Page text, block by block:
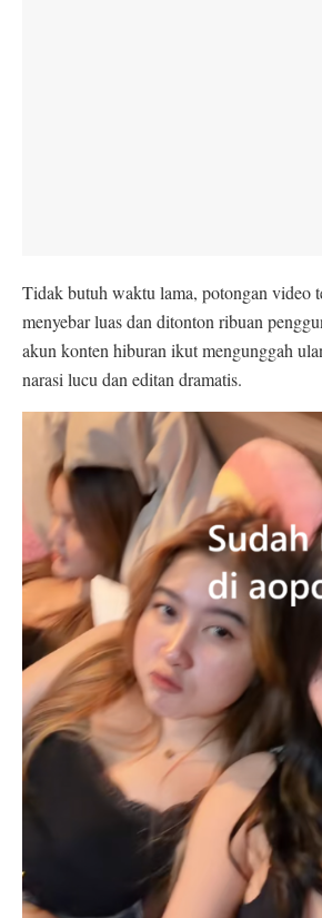
Tidak butuh waktu lama, potongan video
menyebar luas dan ditonton ribuan
akun konten hiburan ikut mengunggah
narasi lucu dan editan dramatis.